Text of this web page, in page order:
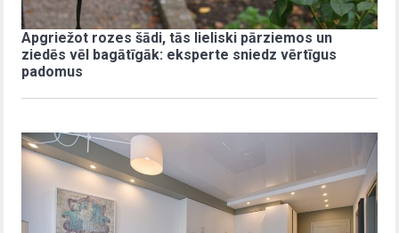
Apgriežot rozes šādi, tās lieliski pārziemos un
ziedēs vēl bagātīgāk: eksperte sniedz vērtīgus
padomus